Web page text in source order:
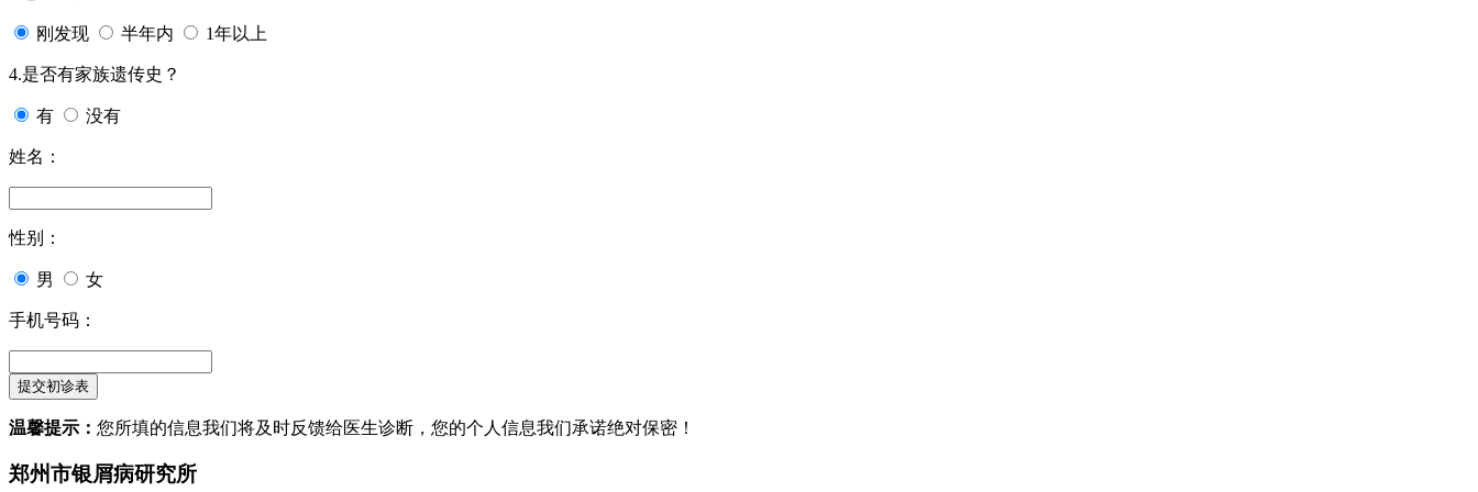
刚发现 半年内 1年以上
4.是否有家族遗传史？
有 没有
姓名：
性别：
男 女
手机号码：
温馨提示： 您所填的信息我们将及时反馈给医生诊断，您的个人信息我们承诺绝对保密！
郑州市银屑病研究所